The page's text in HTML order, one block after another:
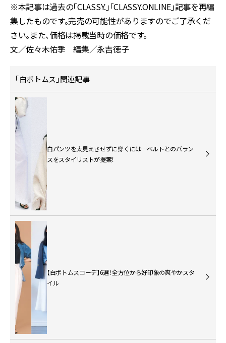
※本記事は過去の「CLASSY.」「CLASSY.ONLINE」記事を再編
集したものです。完売の可能性がありますのでご了承くだ
さい。また、価格は掲載当時の価格です。
文／佐々木佑季 編集／永吉徳子
「白ボトムス」関連記事
白パンツを太見えさせずに穿くには…ベルトとのバラン
スをスタイリストが提案！
【白ボトムスコーデ】6選！全方位から好印象の爽やかスタ
イル